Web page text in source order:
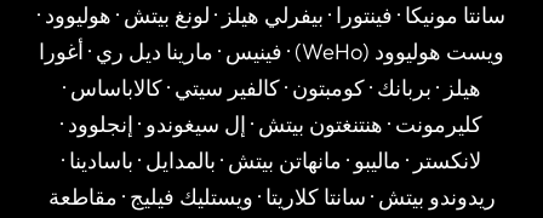
سانتا مونيكا · فينتورا · بيفرلي هيلز · لونغ بيتش · هوليوود ·
ويست هوليوود (WeHo) · فينيس · مارينا ديل ري · أغورا
هيلز · بربانك · كومبتون · كالفير سيتي · كالاباساس ·
كليرمونت · هنتنغتون بيتش · إل سيغوندو · إنجلوود ·
لانكستر · ماليبو · مانهاتن بيتش · بالمدايل · باسادينا ·
ريدوندو بيتش · سانتا كلاريتا · ويستليك فيليج · مقاطعة